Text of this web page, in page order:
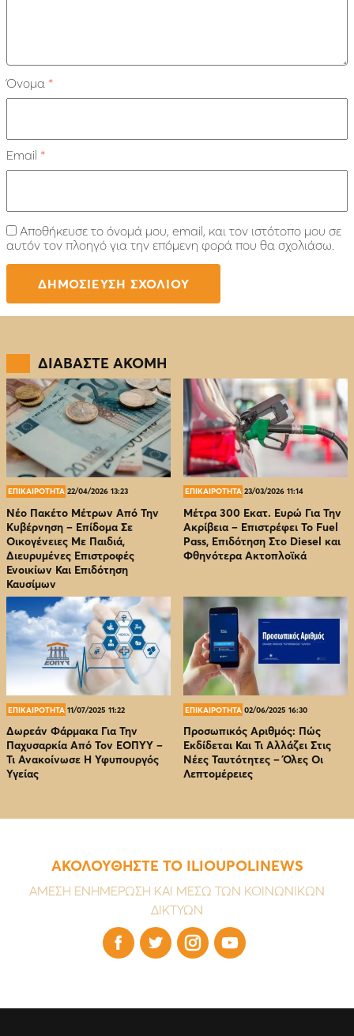
Όνομα *
Email *
Αποθήκευσε το όνομά μου, email, και τον ιστότοπο μου σε
αυτόν τον πλοηγό για την επόμενη φορά που θα σχολιάσω.
ΔΙΑΒΑΣΤΕ ΑΚΟΜΗ
ΕΠΙΚΑΙΡΟΤΗΤΑ 22/04/2026 13:23
Νέο Πακέτο Μέτρων Από Την
Κυβέρνηση – Επίδομα Σε
Οικογένειες Με Παιδιά,
Διευρυμένες Επιστροφές
Ενοικίων Και Επιδότηση
Καυσίμων
ΕΠΙΚΑΙΡΟΤΗΤΑ 23/03/2026 11:14
Μέτρα 300 Εκατ. Ευρώ Για Την
Ακρίβεια – Επιστρέφει Το Fuel
Pass, Επιδότηση Στο Diesel και
Φθηνότερα Ακτοπλοϊκά
ΕΠΙΚΑΙΡΟΤΗΤΑ 11/07/2025 11:22
Δωρεάν Φάρμακα Για Την
Παχυσαρκία Από Τον EOΠΥΥ –
Τι Ανακοίνωσε Η Υφυπουργός
Υγείας
ΕΠΙΚΑΙΡΟΤΗΤΑ 02/06/2025 16:30
Προσωπικός Αριθμός: Πώς
Εκδίδεται Και Τι Αλλάζει Στις
Νέες Ταυτότητες – Όλες Οι
Λεπτομέρειες
ΑΚΟΛΟΥΘΗΣΤΕ ΤΟ ILIOUPOLINEWS
ΑΜΕΣΗ ΕΝΗΜΕΡΩΣΗ ΚΑΙ ΜΕΣΩ ΤΩΝ ΚΟΙΝΩΝΙΚΩΝ
ΔΙΚΤΥΩΝ
   